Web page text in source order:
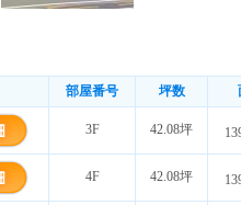
部屋番号 坪数
3F 42.08坪
4F 42.08坪